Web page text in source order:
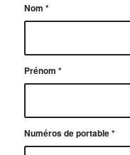
Nom *
Prénom *
Numéros de portable*